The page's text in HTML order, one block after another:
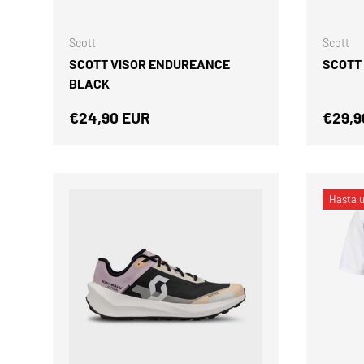
Scott
SCOTT VISOR ENDUREANCE
BLACK
Precio normal
€24,90 EUR
Scott
Hasta